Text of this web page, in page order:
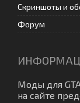
Скриншоты и
Форум
Моды для
на сайте